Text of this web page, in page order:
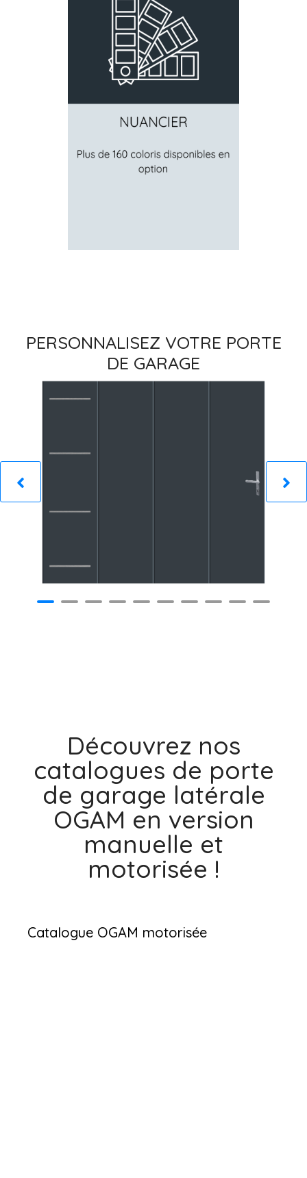
PERSONNALISEZ VOTRE PORTE
DE GARAGE
Découvrez nos
catalogues de porte
de garage latérale
OGAM en version
manuelle et
motorisée !
Catalogue OGAM motorisée